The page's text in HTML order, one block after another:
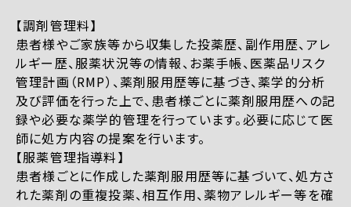
【調剤管理料】
患者様やご家族等から収集した投薬歴、副作用歴、アレ
ルギー歴、服薬状況等の情報、お薬手帳、医薬品リスク
管理計画（RMP）、薬剤服用歴等に基づき、薬学的分析
及び評価を行った上で、患者様ごとに薬剤服用歴への記
録や必要な薬学的管理を行っています。必要に応じて医
師に処方内容の提案を行います。
【服薬管理指導料】
患者様ごとに作成した薬剤服用歴等に基づいて、処方さ
れた薬剤の重複投薬、相互作用、薬物アレルギー等を確